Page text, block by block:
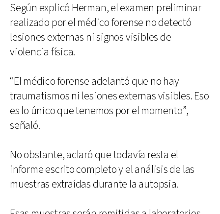
Según explicó Herman, el examen preliminar
realizado por el médico forense no detectó
lesiones externas ni signos visibles de
violencia física.
“El médico forense adelantó que no hay
traumatismos ni lesiones externas visibles. Eso
es lo único que tenemos por el momento”,
señaló.
No obstante, aclaró que todavía resta el
informe escrito completo y el análisis de las
muestras extraídas durante la autopsia.